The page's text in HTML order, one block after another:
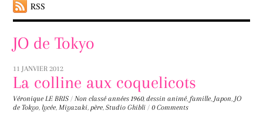
RSS
JO de Tokyo
11 JANVIER 2012
La colline aux coquelicots
Véronique LE BRIS / Non classé années 1960,dessin animé, famille, Japon, JO
de Tokyo,lycée,Miyazaki,père,Studio Ghibli / 0 Comments